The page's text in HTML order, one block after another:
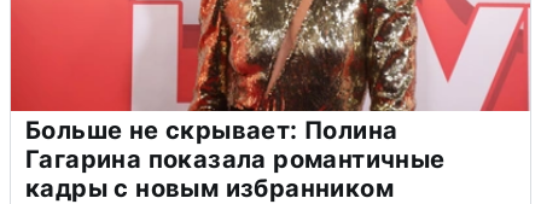
Больше не скрывает: Полина
Гагарина показала романтичные
кадры с новым избранником